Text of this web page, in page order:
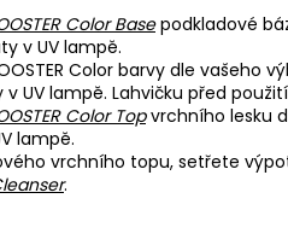
Color Basepodkladové
v UV lampě.
Color barvy dle vašeho
v UV lampě. Lahvičku před
Color Topvrchního lesku
lampě.
vrchního topu, setřete
.